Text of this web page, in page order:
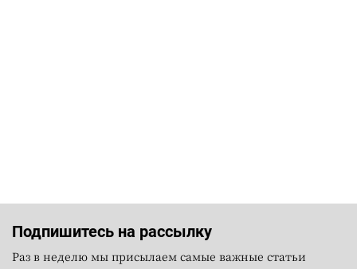
Подпишитесь на рассылку
Раз в неделю мы присылаем самые важные статьи